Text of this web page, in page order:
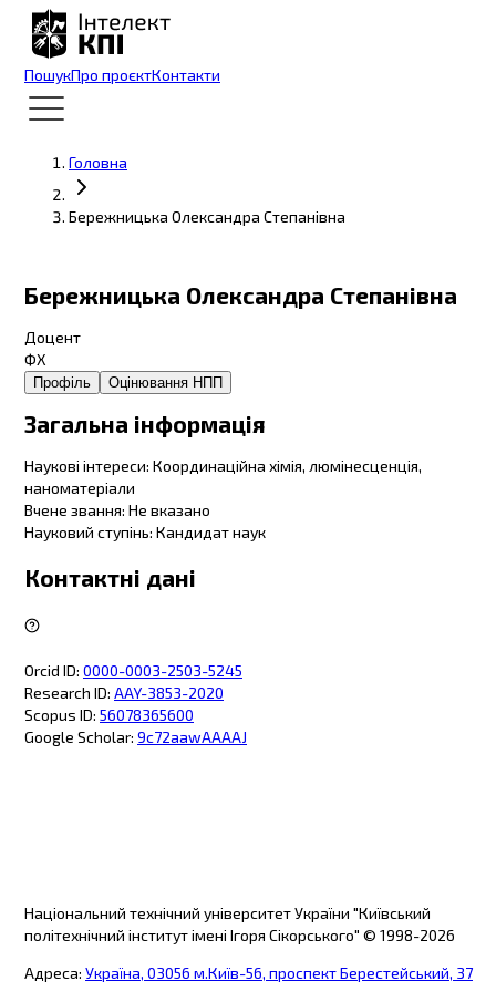
ПошукПро проєктКонтакти
Головна
Бережницька Олександра Степанівна
Бережницька Олександра Степанівна
Доцент
ФХ
Профіль Оцінювання НПП
Загальна інформація
Наукові інтереси: Координаційна хімія, люмінесценція,
наноматеріали
Вчене звання: Не вказано
Науковий ступінь: Кандидат наук
Контактні дані
Orcid ID: 0000-0003-2503-5245
Research ID: AAY-3853-2020
Scopus ID: 56078365600
Google Scholar: 9c72aawAAAAJ
Національний технічний університет України "Київський
політехнічний інститут імені Ігоря Сікорського" © 1998-2026
Адреса: Україна, 03056 м.Київ-56, проспект Берестейський, 37